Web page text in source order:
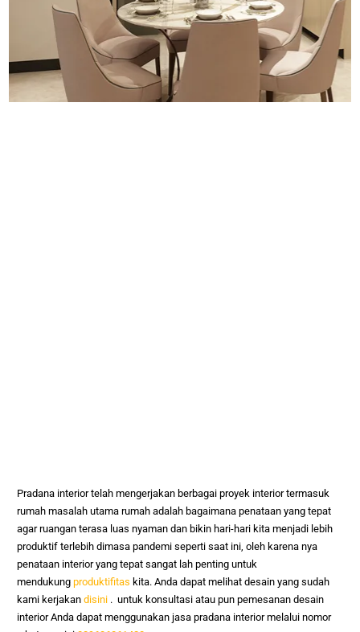
Pradana interior telah mengerjakan berbagai proyek interior termasuk
rumah masalah utama rumah adalah bagaimana penataan yang tepat
agar ruangan terasa luas nyaman dan bikin hari-hari kita menjadi lebih
produktif terlebih dimasa pandemi seperti saat ini, oleh karena nya
penataan interior yang tepat sangat lah penting untuk
mendukungproduktifitas kita. Anda dapat melihat desain yang sudah
kami kerjakandisini . untuk konsultasi atau pun pemesanan desain
interior Anda dapat menggunakan jasa pradana interior melalui nomor